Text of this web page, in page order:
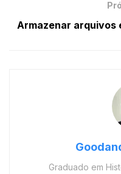
Armazenar arquivos
Graduado em